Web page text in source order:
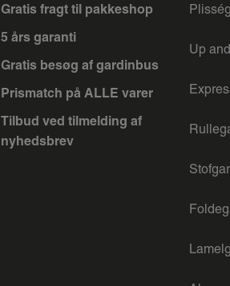
Gratis fragt til pakkeshop
5 års garanti
Gratis besøg af gardinbus
Prismatch på ALLE varer
Tilbud ved tilmelding af
nyhedsbrev
Up